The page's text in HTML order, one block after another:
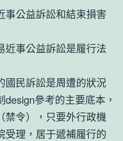
事公益訴訟和結束損害
近事公益訴訟是履行法
國民訴訟是周遭的狀況
參考的主要底本，
禁令），只要外行政機
受理，居于遞補履行的